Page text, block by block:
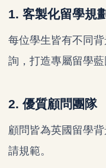
1. 客製化留學規
每位學生皆有不同
詢，打造專屬留學藍
2. 優質顧問團隊
顧問皆為英國留學
請規範。